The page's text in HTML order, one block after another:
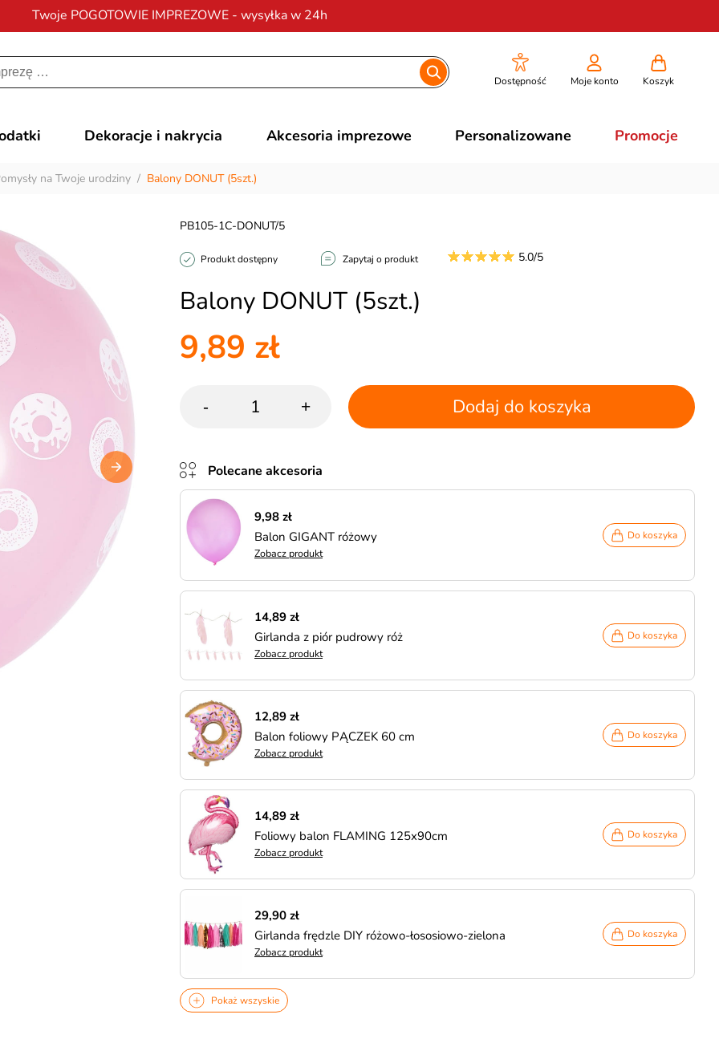
Twoje POGOTOWIE IMPREZOWE - wysyłka w 24h
Darmowa dostawana zamówienia od 200 zł
Dostępność Moje konto Koszyk
Dekoracje i nakrycia Akcesoria imprezowe Personalizowane Promocje
na Twoje urodziny / Balony DONUT (5szt.)
Balony DONUT (5szt.)
PB105-1C-DONUT/5
Produkt dostępny Zapytaj o produkt 5.0/5
9,89 zł
- + Dodaj do koszyka
Polecane akcesoria
9,98 zł
Balon GIGANT różowy
Zobacz produkt
Do koszyka
14,89 zł
Girlanda z piór pudrowy róż
Zobacz produkt
Do koszyka
12,89 zł
Balon foliowy PĄCZEK 60 cm
Zobacz produkt
Do koszyka
14,89 zł
Foliowy balon FLAMING 125x90cm
Zobacz produkt
Do koszyka
29,90 zł
Girlanda frędzle DIY różowo-łososiowo-zielona
Zobacz produkt
Do koszyka
Pokaż wszyskie